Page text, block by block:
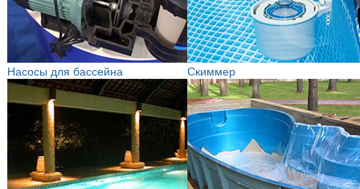
Насосы для бассейна Скиммер